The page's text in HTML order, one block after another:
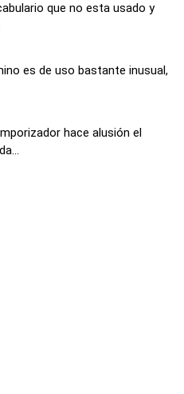
que no esta usado y
es de uso bastante inusual,
hace alusión el